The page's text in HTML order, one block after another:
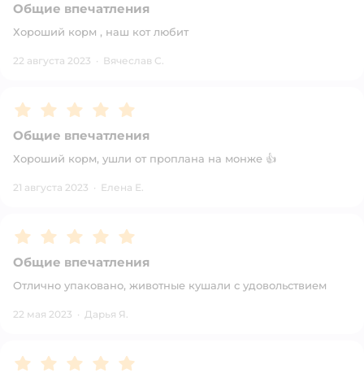
Общие впечатления
Хороший корм , наш кот любит
22 августа 2023 · Вячеслав С.
Рейтинг:5
Общие впечатления
Хороший корм, ушли от проплана на монже 👍
21 августа 2023 · Елена Е.
Рейтинг:5
Общие впечатления
Отлично упаковано, животные кушали с удовольствием
22 мая 2023 · Дарья Я.
Рейтинг:5